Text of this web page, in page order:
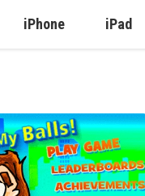
iPhone iPad